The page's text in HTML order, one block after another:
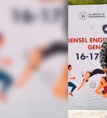
ENGLISH
ESENTEPE
GAZİMAĞUSA
GİRNE